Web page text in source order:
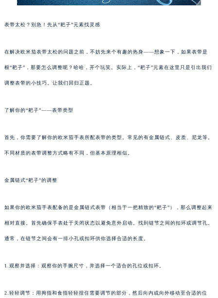
表带太松？别急！先从“耙子”元素找灵感
在解决欧米茄表带太松的问题之前，不妨先来个有趣的热身——想象一下，如果表带是
根“耙子”，那要怎么调整呢？哈哈，开个玩笑。实际上，“耙子”元素在这里只是引出我们
调整表带的小技巧。让我们回归正题。
了解你的“耙子”——表带类型
首先，你需要了解你的欧米茄手表所配表带的类型。常见的有金属链式、皮质、尼龙等。
不同材质的表带调整方式略有不同，但基本原理相似。
金属链式“耙子”的调整
如果你的欧米茄手表配备的是金属链式表带（相当于一把精致的“耙子”），那么调整起来
相对直接。首先确保手表处于关闭状态以避免意外启动。找到链节之间的扣环或调节孔。
通常，在链节之间会有一排小孔或扣环供你选择合适的长度。
1.观察并选择：观察你的手腕尺寸，并选择一个适合的孔位或扣环。
2.轻轻调节：用拇指和食指轻轻捏住需要调节的部分，然后向内或向外移动至合适的位